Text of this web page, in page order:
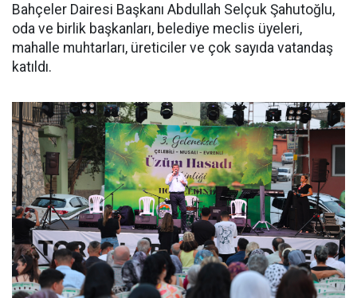
Bahçeler Dairesi Başkanı Abdullah Selçuk Şahutoğlu,
oda ve birlik başkanları, belediye meclis üyeleri,
mahalle muhtarları, üreticiler ve çok sayıda vatandaş
katıldı.